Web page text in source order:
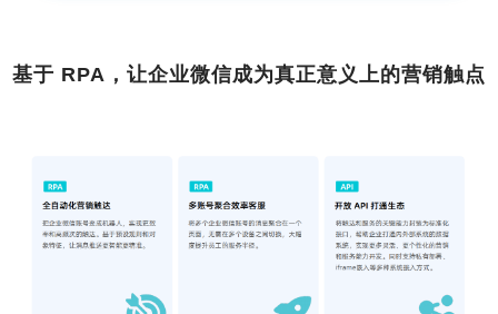
基于 RPA，让企业微信成为真正意义上的营销触点